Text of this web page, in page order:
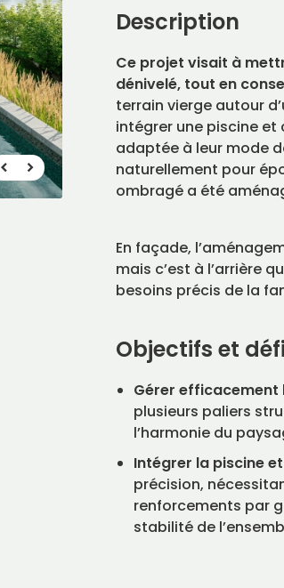
Trouver un maître paysagiste
Description
Ce projet visait à
dénivelé, tout en
terrain vierge autour
intégrer une piscine
adaptée à leur mode
naturellement pour
ombragé a été
En façade,
mais c’est à l’arrière
besoins précis de la
Objectifs et
Gérer
plusieurs paliers
l’harmonie du
Intégrer la piscine
précision,
renforcements par
stabilité de